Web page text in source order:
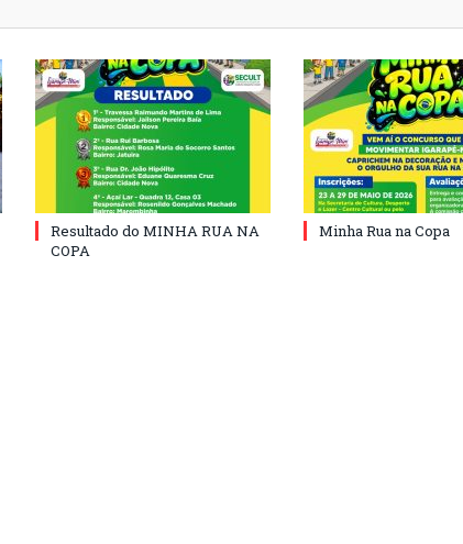
Resultado do MINHA RUA NA
COPA
Minha Rua na Copa